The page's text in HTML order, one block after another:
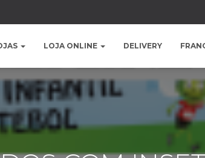
LOJA ONLINE DELIVERY